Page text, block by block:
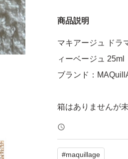
商品説明
マキアージュ ドラ
ィーベージュ 25ml
ブランド：
箱はありませんが
#maquillage